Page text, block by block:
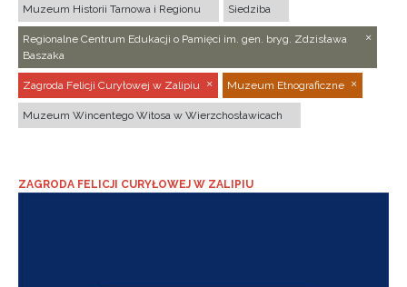
Muzeum Historii Tarnowa i Regionu Siedziba
Regionalne Centrum Edukacji o Pamięci im. gen. bryg. Zdzisława
Baszaka
Zagroda Felicji Curyłowej w Zalipiu Muzeum Etnograficzne
Muzeum Wincentego Witosa w Wierzchosławicach
ZAGRODA FELICJI CURYŁOWEJ W ZALIPIU